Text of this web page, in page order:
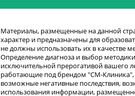
Материалы, размещенные на данной
характер и предназначены для
не должны использовать их в качестве
Определение диагноза и выбор
исключительной прерогативой вашего
работающие под брендом "СМ-Клиника",
возможные негативные последствия,
использования информации,